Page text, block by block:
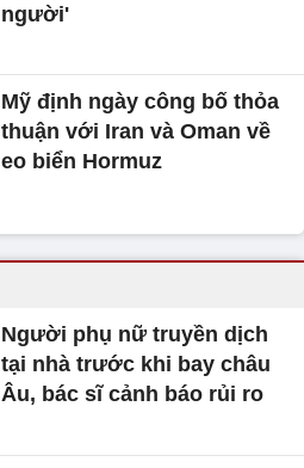
người'
Mỹ định ngày công bố thỏa
thuận với Iran và Oman về
eo biển Hormuz
Người phụ nữ truyền dịch
tại nhà trước khi bay châu
Âu, bác sĩ cảnh báo rủi ro